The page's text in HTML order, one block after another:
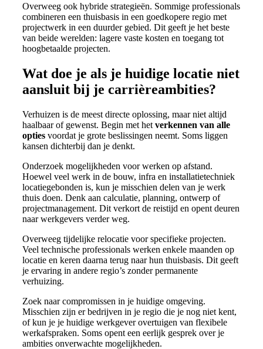
Overweeg ook hybride strategieën. Sommige professionals
combineren een thuisbasis in een goedkopere regio met
projectwerk in een duurder gebied. Dit geeft je het beste
van beide werelden: lagere vaste kosten en toegang tot
hoogbetaalde projecten.
Wat doe je als je huidige locatie niet
aansluit bij je carrièreambities?
Verhuizen is de meest directe oplossing, maar niet altijd
haalbaar of gewenst. Begin met het verkennen van alle
opties voordat je grote beslissingen neemt. Soms liggen
kansen dichterbij dan je denkt.
Onderzoek mogelijkheden voor werken op afstand.
Hoewel veel werk in de bouw, infra en installatietechniek
locatiegebonden is, kun je misschien delen van je werk
thuis doen. Denk aan calculatie, planning, ontwerp of
projectmanagement. Dit verkort de reistijd en opent deuren
naar werkgevers verder weg.
Overweeg tijdelijke relocatie voor specifieke projecten.
Veel technische professionals werken enkele maanden op
locatie en keren daarna terug naar hun thuisbasis. Dit geeft
je ervaring in andere regio’s zonder permanente
verhuizing.
Zoek naar compromissen in je huidige omgeving.
Misschien zijn er bedrijven in je regio die je nog niet kent,
of kun je je huidige werkgever overtuigen van flexibele
werkafspraken. Soms opent een eerlijk gesprek over je
ambities onverwachte mogelijkheden.